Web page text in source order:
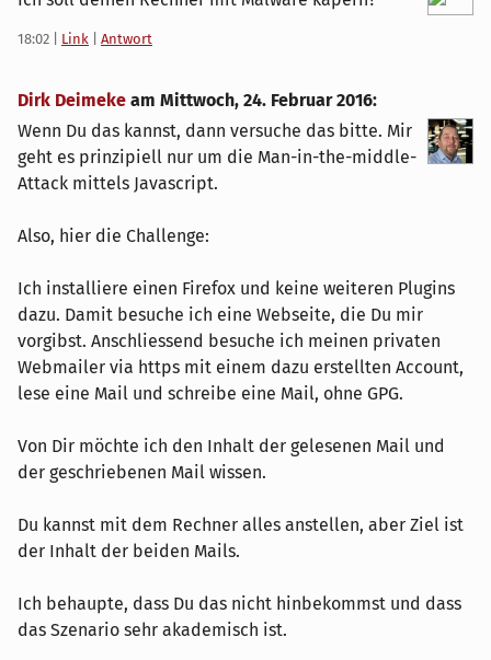
18:02 Link Antwort
Dirk Deimeke am Mittwoch, 24. Februar 2016:
Wenn Du das kannst, dann versuche das bitte. Mir
geht es prinzipiell nur um die Man-in-the-middle-
Attack mittels Javascript.
Also, hier die Challenge:
Ich installiere einen Firefox und keine weiteren Plugins
dazu. Damit besuche ich eine Webseite, die Du mir
vorgibst. Anschliessend besuche ich meinen privaten
Webmailer via https mit einem dazu erstellten Account,
lese eine Mail und schreibe eine Mail, ohne GPG.
Von Dir möchte ich den Inhalt der gelesenen Mail und
der geschriebenen Mail wissen.
Du kannst mit dem Rechner alles anstellen, aber Ziel ist
der Inhalt der beiden Mails.
Ich behaupte, dass Du das nicht hinbekommst und dass
das Szenario sehr akademisch ist.